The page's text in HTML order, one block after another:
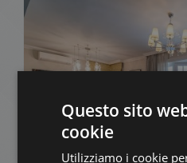
MANSION CLOSE TO
Questo sito
cookie
Utilizziamo i cookie